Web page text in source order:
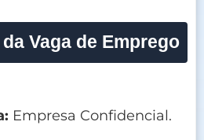
Vaga de Emprego
Empresa Confidencial.